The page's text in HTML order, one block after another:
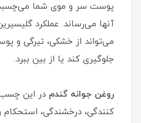
پوست سر و موی شما می‌چسبد
آنها می‌رساند. عملکرد
می‌تواند از خشکی، تیرگی و
جلوگیری کند یا از بین ببرد.
روغن جوانه گندم در این
کنندگی، درخشندگی،